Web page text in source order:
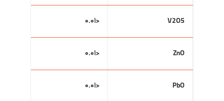
V2O5 <۰.۰۱
ZnO <۰.۰۱
PbO <۰.۰۱